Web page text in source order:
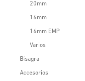
20mm
16mm
16mm EMP
Varios
Bisagra
Accesorios